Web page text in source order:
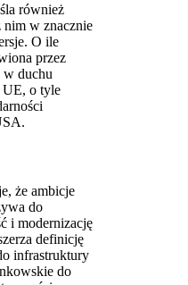
również
w znacznie
O ile
przez
w duchu
UE, o tyle
że ambicje
do
i modernizację
definicję
infrastruktury
do